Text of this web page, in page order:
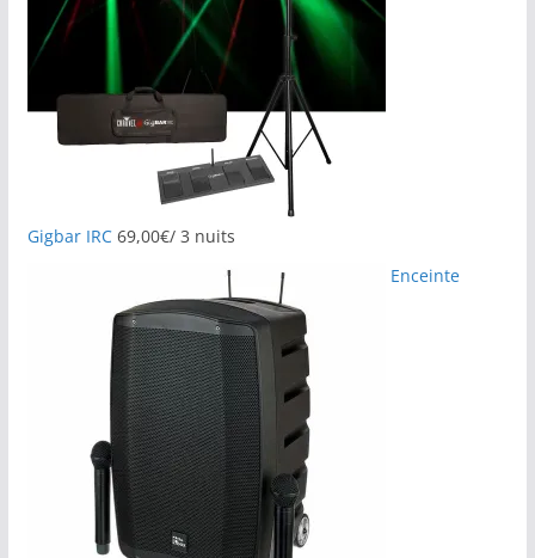
Gigbar IRC 69,00€/ 3 nuits
Enceinte